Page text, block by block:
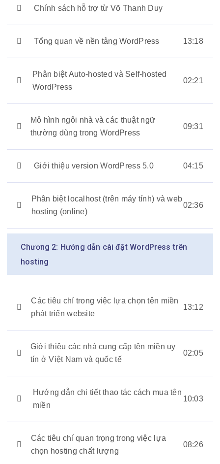
Chính sách hỗ trợ từ Võ Thanh Duy
Tổng quan về nền tảng WordPress 13:18
Phân biệt Auto-hosted và Self-hosted
WordPress
02:21
Mô hình ngôi nhà và các thuật ngữ
thường dùng trong WordPress
09:31
Giới thiệu version WordPress 5.0 04:15
Phân biệt localhost (trên máy tính) và web
hosting (online)
02:36
Chương 2: Hướng dẫn cài đặt WordPress trên
hosting
Các tiêu chí trong việc lựa chọn tên miền
phát triển website
13:12
Giới thiệu các nhà cung cấp tên miền uy
tín ở Việt Nam và quốc tế
02:05
Hướng dẫn chi tiết thao tác cách mua tên
miền
10:03
Các tiêu chí quan trọng trong việc lựa
chọn hosting chất lượng
08:26